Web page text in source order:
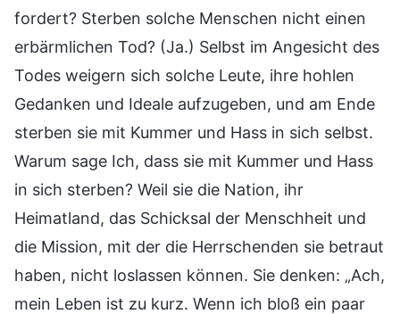
fordert? Sterben solche Menschen nicht einen
erbärmlichen Tod? (Ja.) Selbst im Angesicht des
Todes weigern sich solche Leute, ihre hohlen
Gedanken und Ideale aufzugeben, und am Ende
sterben sie mit Kummer und Hass in sich selbst.
Warum sage Ich, dass sie mit Kummer und Hass
in sich sterben? Weil sie die Nation, ihr
Heimatland, das Schicksal der Menschheit und
die Mission, mit der die Herrschenden sie betraut
haben, nicht loslassen können. Sie denken: „Ach,
mein Leben ist zu kurz. Wenn ich bloß ein paar